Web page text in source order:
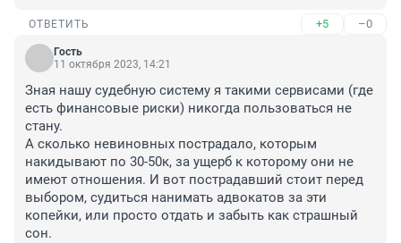
ОТВЕТИТЬ +5 –0
Гость
11 октября 2023, 14:21
Зная нашу судебную систему я такими сервисами (где
есть финансовые риски) никогда пользоваться не
стану.
А сколько невиновных пострадало, которым
накидывают по 30-50к, за ущерб к которому они не
имеют отношения. И вот пострадавший стоит перед
выбором, судиться нанимать адвокатов за эти
копейки, или просто отдать и забыть как страшный
сон.